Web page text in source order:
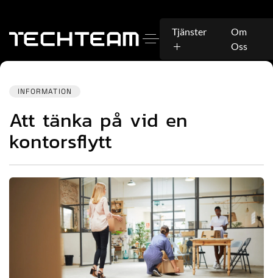
Tjänster
Om
Oss
INFORMATION
Att tänka på vid en
kontorsflytt